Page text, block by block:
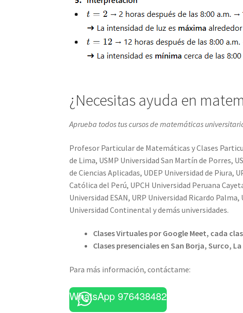
¿Necesitas ayuda en
Aprueba todos tus cursos de matemáticas
Profesor Particular de Matemáticas y Clases
de Lima, USMP Universidad San Martín de Porres,
de Ciencias Aplicadas, UDEP Universidad de Piura,
Católica del Perú, UPCH Universidad Peruana
Universidad ESAN, URP Universidad Ricardo
Universidad Continental y demás universidades.
Clases Virtuales por Google Meet, cada
Clases presenciales en San Borja, Surco,
Para más información, contáctame:
WhatsApp 976438482